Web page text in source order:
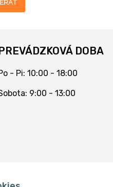
DOBA
- Pi: 10:00 - 18:00
9:00 - 13:00